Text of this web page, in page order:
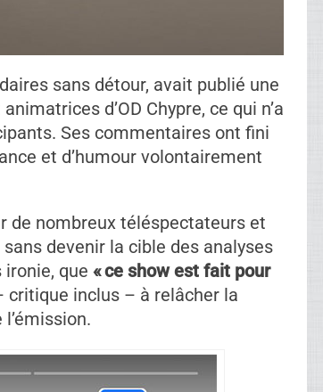
sans détour, avait publié une
d’OD Chypre, ce qui n’a
Ses commentaires ont fini
et d’humour volontairement
de nombreux téléspectateurs et
devenir la cible des analyses
que « ce show est fait pour
inclus – à relâcher la